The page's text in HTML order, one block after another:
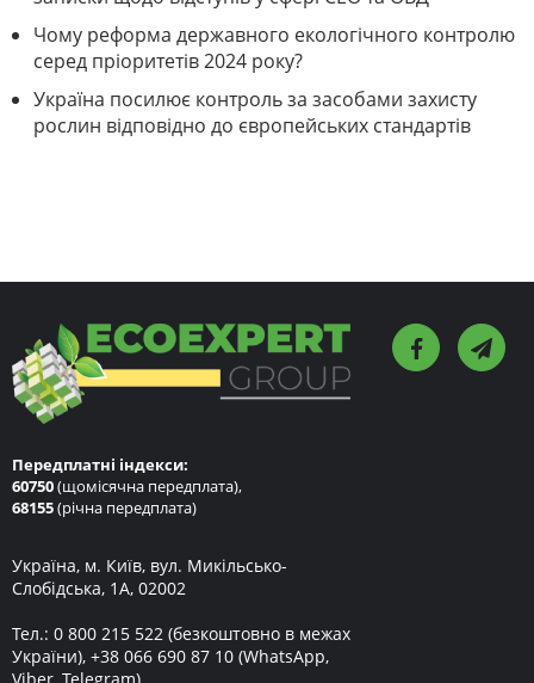
Чому реформа державного екологічного контролю
серед пріоритетів 2024 року?
Україна посилює контроль за засобами захисту
рослин відповідно до європейських стандартів
Передплатні індекси:
60750(щомісячна передплата),
68155(річна передплата)
Україна, м. Київ, вул. Микільсько-
Слобідська, 1А, 02002
Тел.: 0 800 215 522 (безкоштовно в межах
України), +38 066 690 87 10 (WhatsApp,